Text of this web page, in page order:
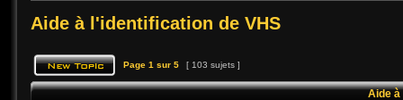
Aide à l'identification de VHS
Page 1 sur 5 [ 103 sujets ]
Aide à